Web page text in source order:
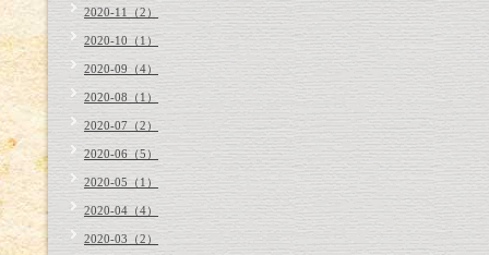
2020-11（2）
2020-10（1）
2020-09（4）
2020-08（1）
2020-07（2）
2020-06（5）
2020-05（1）
2020-04（4）
2020-03（2）